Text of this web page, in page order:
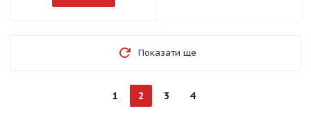
Показати ще
1 2 3 4